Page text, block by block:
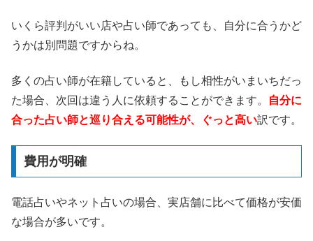
いくら評判がいい店や占い師であっても、自分に合うかど
うかは別問題ですからね。
多くの占い師が在籍していると、もし相性がいまいちだっ
た場合、次回は違う人に依頼することができます。
自分に
合った占い師と巡り合える可能性が、ぐっと高い訳です。
費用が明確
電話占いやネット占いの場合、実店舗に比べて価格が安価
な場合が多いです。